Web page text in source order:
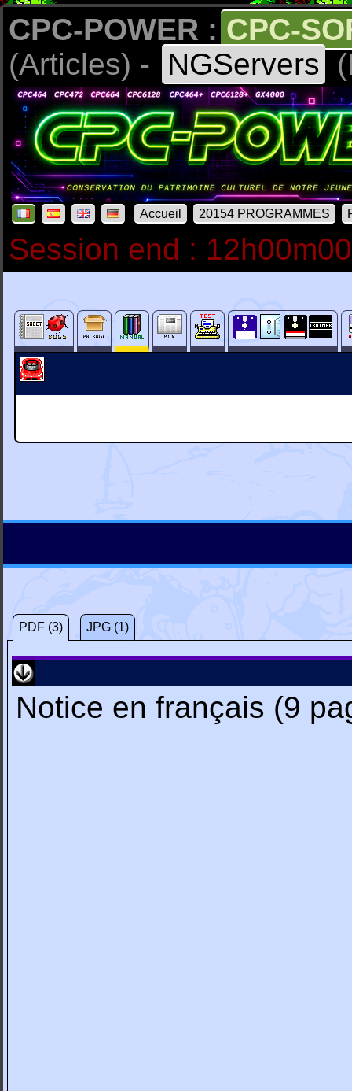
CPC-POWER : CPC-
(Articles) -
NGServers
Accueil 20154 PROGRAMMES
Session end :
PDF (3) JPG (1)
Notice en français (9